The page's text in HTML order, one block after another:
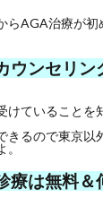
らAGA治療が初
ウンセリン
けていることを
きるので東京以
。
療は無料＆